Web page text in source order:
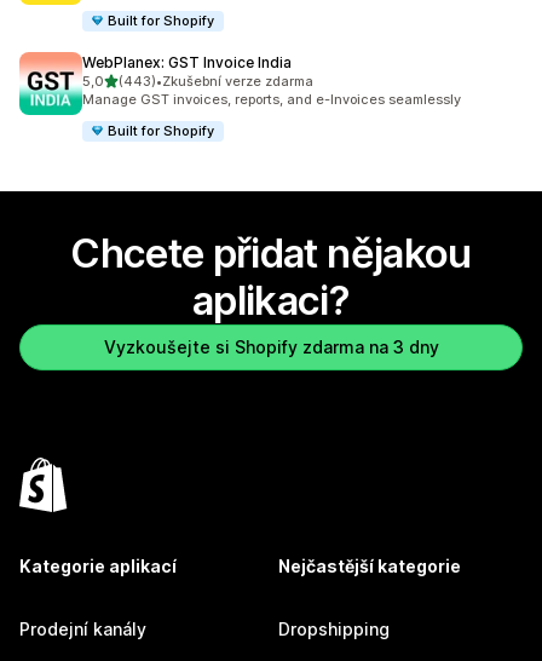
Built for Shopify
WebPlanex: GST Invoice India
5,0z 5 hvězd
(443)
Celkový počet recenzí: 443
•Zkušební verze zdarma
Manage GST invoices, reports, and e-Invoices seamlessly
Built for Shopify
Chcete přidat nějakou
aplikaci?
Vyzkoušejte si Shopify zdarma na 3 dny
Kategorie aplikací
Prodejní kanály
Nejčastější kategorie
Dropshipping